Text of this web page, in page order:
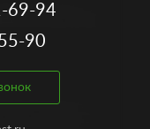
69-94
90